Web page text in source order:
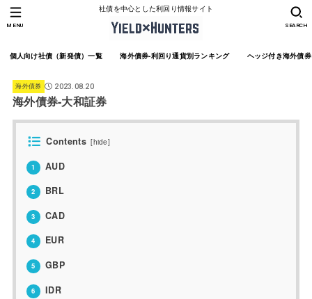
社債を中心とした利回り情報サイト
個人向け社債（新発債）一覧 海外債券-利回り通貨別ランキング ヘッジ付き海外債
SEARCH
MENU
海外債券 2023.08.20
海外債券-大和証券
Contents [hide]
1 AUD
2 BRL
3 CAD
4 EUR
5 GBP
6 IDR